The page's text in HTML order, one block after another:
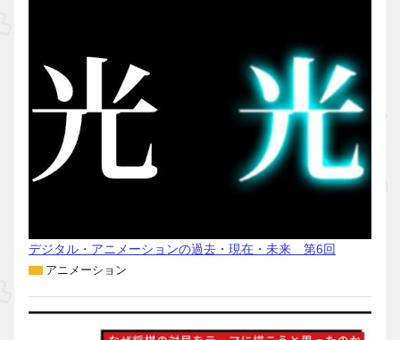
デジタル・アニメーションの過去・現在・未来 第6回
アニメーション